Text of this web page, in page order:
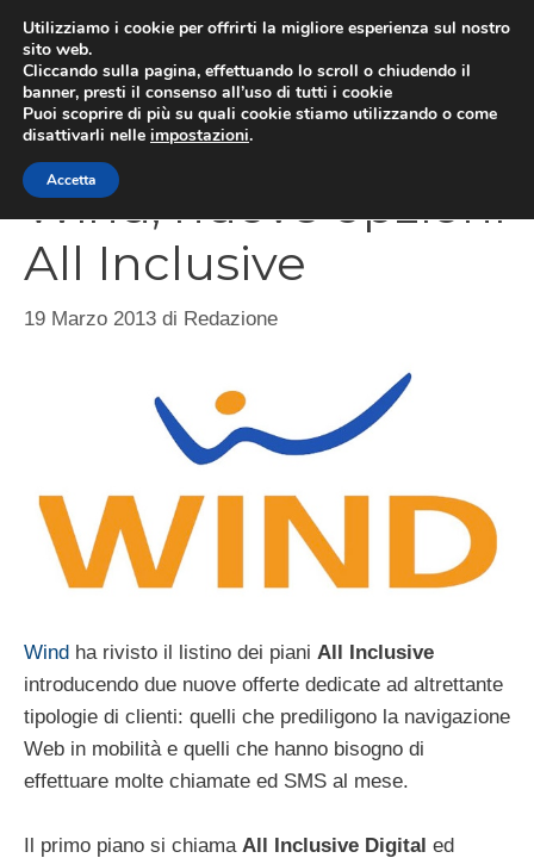
contenuto
Wind, nuove opzioni
All Inclusive
19 Marzo 2013 di Redazione
Wind ha rivisto il listino dei piani All Inclusive
introducendo due nuove offerte dedicate ad altrettante
tipologie di clienti: quelli che prediligono la navigazione
Web in mobilità e quelli che hanno bisogno di
effettuare molte chiamate ed SMS al mese.
Il primo piano si chiama All Inclusive Digital ed
Utilizziamo i cookie per offrirti la migliore esperienza sul nostro
sito web.
Cliccando sulla pagina, effettuando lo scroll o chiudendo il
banner, presti il consenso all’uso di tutti i cookie
Puoi scoprire di più su quali cookie stiamo utilizzando o come
disattivarli nelle impostazioni.
Accetta